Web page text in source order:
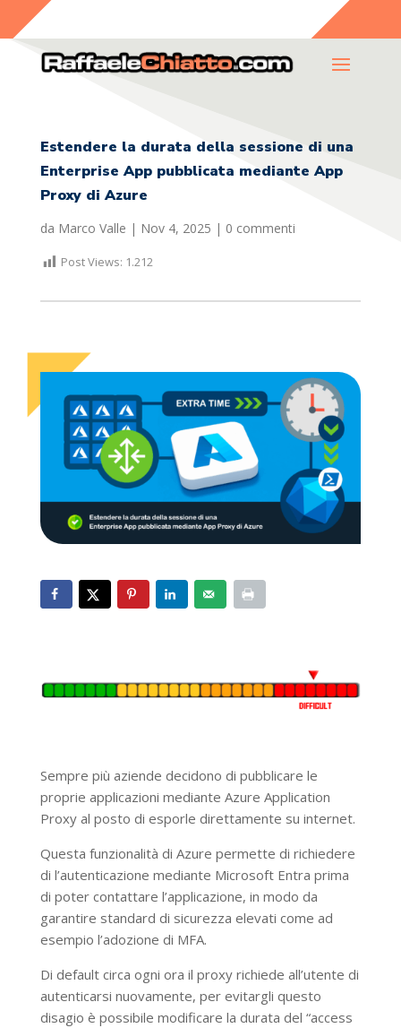
Estendere la durata della sessione di una
Enterprise App pubblicata mediante App
Proxy di Azure
da Marco Valle | Nov 4, 2025 | 0 commenti
Post Views: 1.212
Sempre più aziende decidono di pubblicare le
proprie applicazioni mediante Azure Application
Proxy al posto di esporle direttamente su internet.
Questa funzionalità di Azure permette di richiedere
di l’autenticazione mediante Microsoft Entra prima
di poter contattare l’applicazione, in modo da
garantire standard di sicurezza elevati come ad
esempio l’adozione di MFA.
Di default circa ogni ora il proxy richiede all’utente di
autenticarsi nuovamente, per evitargli questo
disagio è possibile modificare la durata del “access